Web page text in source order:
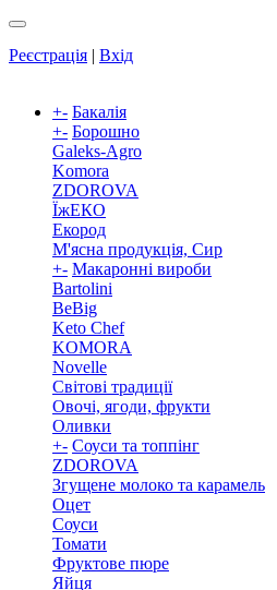
Реєстрація | Вхід
+- Бакалія
+- Борошно
Galeks-Agro
Komora
ZDOROVA
ЇжЕКО
Екород
М'ясна продукція, Сир
+- Макаронні вироби
Bartolini
BeBig
Keto Chef
KOMORA
Novelle
Світові традиції
Овочі, ягоди, фрукти
Оливки
+- Соуси та топпінг
ZDOROVA
Згущене молоко та карамель
Оцет
Соуси
Томати
Фруктове пюре
Яйця